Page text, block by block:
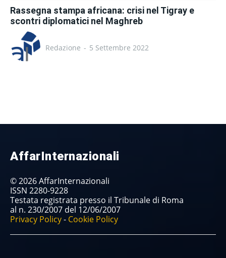
Rassegna stampa africana: crisi nel Tigray e
scontri diplomatici nel Maghreb
Redazione - 5 Settembre 2022
AffarInternazionali
© 2026 AffarInternazionali
ISSN 2280-9228
Testata registrata presso il Tribunale di Roma
al n. 230/2007 del 12/06/2007
Privacy Policy- Cookie Policy